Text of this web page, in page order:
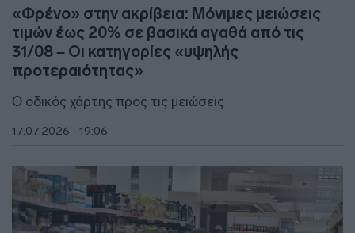
«Φρένο» στην ακρίβεια: Μόνιμες μειώσεις
τιμών έως 20% σε βασικά αγαθά από τις
31/08 – Οι κατηγορίες «υψηλής
προτεραιότητας»
Ο οδικός χάρτης προς τις μειώσεις
17.07.2026 - 19:06